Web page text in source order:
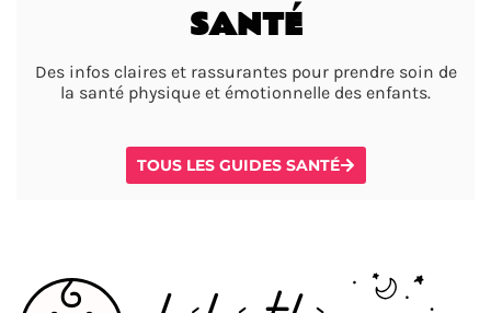
SANTÉ
Des infos claires et rassurantes pour prendre soin de
la santé physique et émotionnelle des enfants.
TOUS LES GUIDES SANTÉ